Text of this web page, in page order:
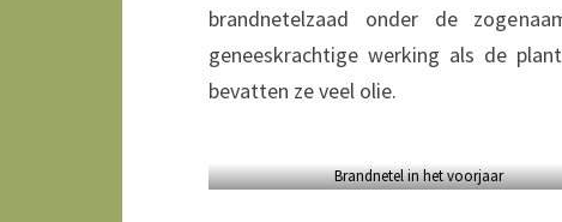
brandnetelzaad onder de
geneeskrachtige werking als de
bevatten ze veel olie.
Brandnetel in het voorjaar